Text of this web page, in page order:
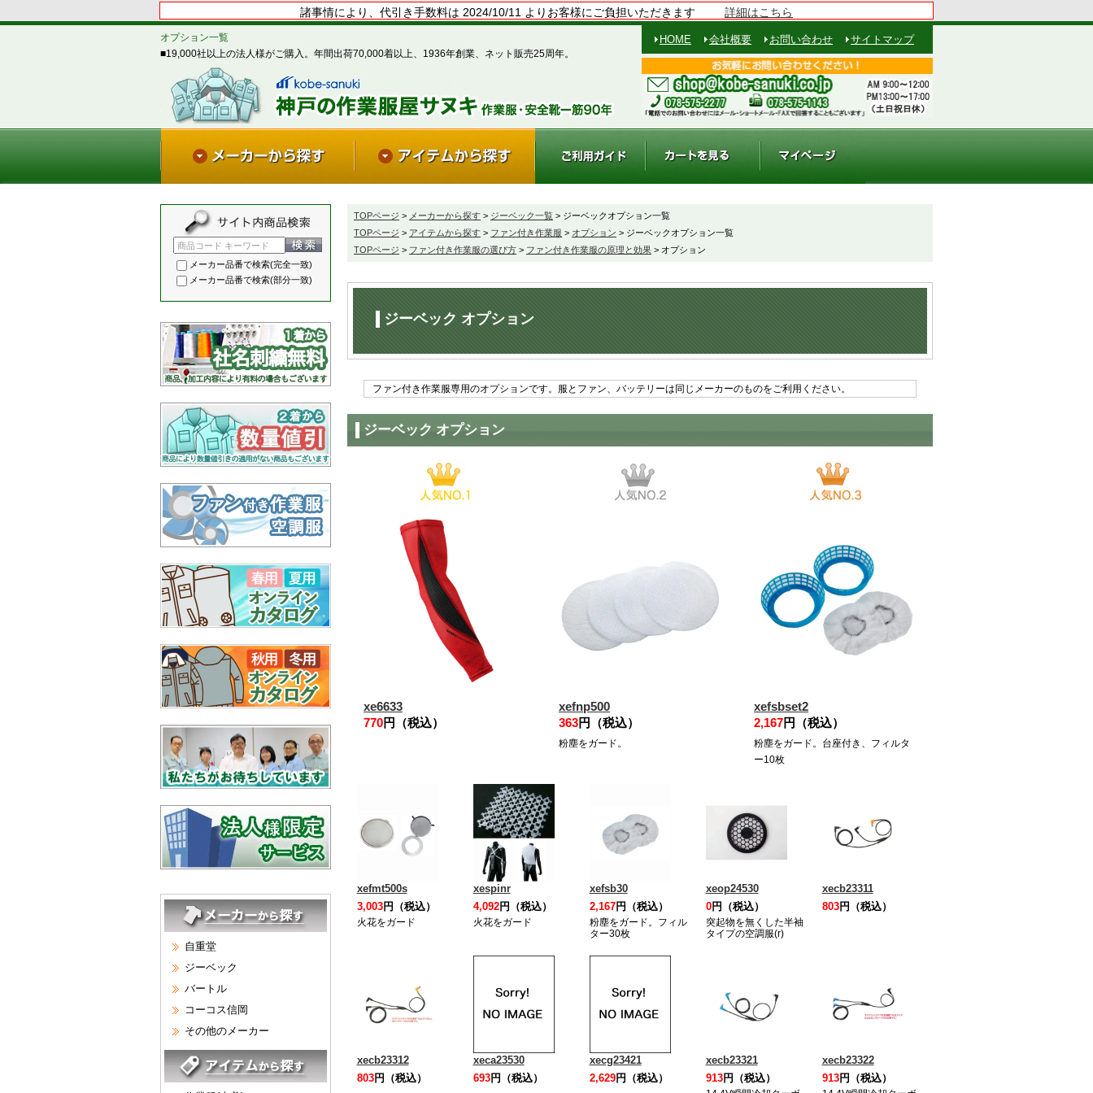
諸事情により、代引き手数料は 2024/10/11 よりお客様にご負担いただきます 詳細はこちら
オプション一覧
■19,000社以上の法人様がご購入。年間出荷70,000着以上、1936年創業、ネット販売25周年。
HOME 会社概要 お問い合わせ サイトマップ
TOPページ > メーカーから探す > ジーベック一覧 > ジーベックオプション一覧
TOPページ > アイテムから探す > ファン付き作業服 > オプション > ジーベックオプション一覧
TOPページ > ファン付き作業服の選び方 > ファン付き作業服の原理と効果 > オプション
ジーベック オプション
ファン付き作業服専用のオプションです。服とファン、バッテリーは同じメーカーのものをご利用ください。
ジーベック オプション
xe6633
770円（税込）
xefnp500
363円（税込）
粉塵をガード。
xefsbset2
2,167円（税込）
粉塵をガード。台座付き、フィルタ
ー10枚
xefmt500s
3,003円（税込）
火花をガード
xespinr
4,092円（税込）
火花をガード
xefsb30
2,167円（税込）
粉塵をガード。フィル
ター30枚
xeop24530
0円（税込）
突起物を無くした半袖
タイプの空調服(r)
xecb23311
803円（税込）
xecb23312
803円（税込）
xeca23530
693円（税込）
xecg23421
2,629円（税込）
xecb23321
913円（税込）
xecb23322
913円（税込）
商品コード キーワード
メーカー品番で検索(完全一致)
メーカー品番で検索(部分一致)
自重堂
ジーベック
バートル
コーコス信岡
その他のメーカー